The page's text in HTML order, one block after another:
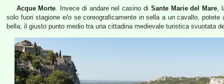
Acque Morte. Invece di andare nel casino di Sante Marie del Mare,
solo fuori stagione e/o se coreograficamente in sella a un cavallo,
bella; il giusto punto medio tra una cittadina medievale turistica svuotata